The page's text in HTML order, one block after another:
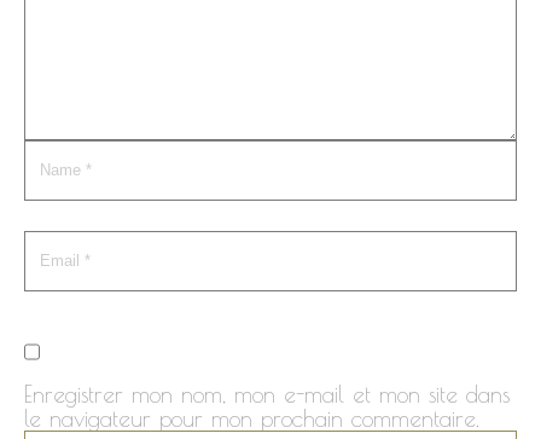
Enregistrer mon nom, mon e-mail et mon site dans
le navigateur pour mon prochain commentaire.